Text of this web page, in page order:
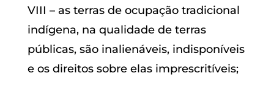
VIII – as terras de ocupação tradicional
indígena, na qualidade de terras
públicas, são inalienáveis, indisponíveis
e os direitos sobre elas imprescritíveis;